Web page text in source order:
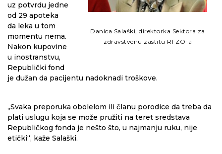
Danica Salaški, direktorka Sektora za
zdravstvenu zastitu RFZO-a
uz potvrdu jedne
od 29 apoteka
da leka u tom
momentu nema.
Nakon kupovine
u inostranstvu,
Republički fond
je dužan da pacijentu nadoknadi troškove.
„Svaka preporuka obolelom ili članu porodice da treba da
plati uslugu koja se može pružiti na teret sredstava
Republičkog fonda je nešto što, u najmanju ruku, nije
etički“, kaže Salaški.